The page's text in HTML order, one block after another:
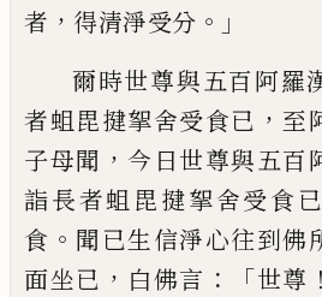
者 ， 得清淨受分 。」
爾時世尊與五百阿羅
者蛆毘揵挐舍受食已 ， 至
子母聞 ， 今日世尊與五百
詣長者蛆毘揵挐舍受食已
食 。 聞已生信淨心往到佛
面坐已 ， 白佛言 ：「世尊 ！